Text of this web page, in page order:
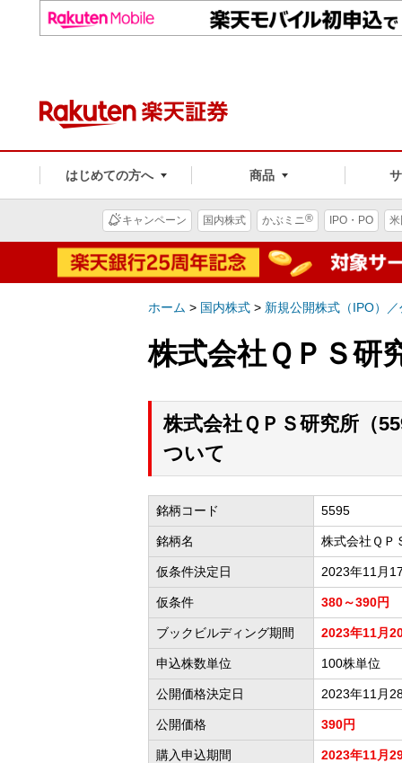
はじめての方へ 商品
キャンペーン 国内株式 かぶミニ® IPO・PO
ホーム > 国内株式 > 新規公開株式（IPO）
株式会社ＱＰＳ研
株式会社ＱＰＳ研究所（
ついて
銘柄コード 5595
銘柄名 株式会社ＱＰ
仮条件決定日 2023年11月
仮条件 380～390円
ブックビルディング期間 2023年11月
申込株数単位 100株単位
公開価格決定日 2023年11月
公開価格 390円
購入申込期間 2023年11月